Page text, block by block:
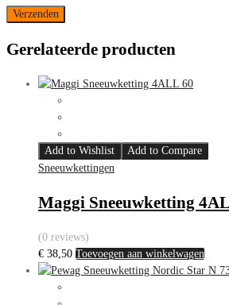
Gerelateerde producten
Add to Wishlist
Add to Compare
Sneeuwkettingen
Maggi Sneeuwketting
(0 reviews)
€ 38,50 Toevoegen aan winkelwagen